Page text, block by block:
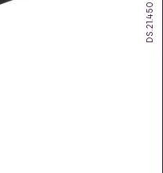
DS.21.450